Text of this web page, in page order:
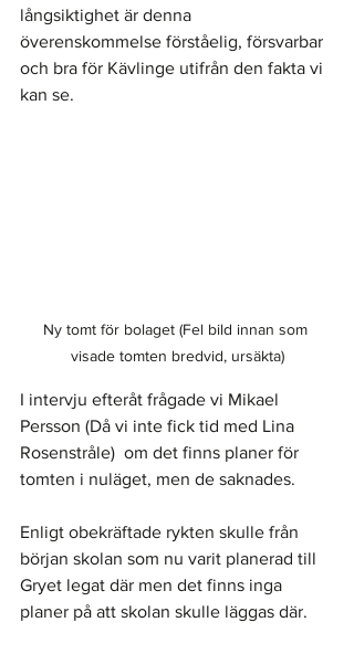
långsiktighet är denna
överenskommelse förståelig, försvarbar
och bra för Kävlinge utifrån den fakta vi
kan se.
Ny tomt för bolaget (Fel bild innan som
visade tomten bredvid, ursäkta)
I intervju efteråt frågade vi Mikael
Persson (Då vi inte fick tid med Lina
Rosenstråle)  om det finns planer för
tomten i nuläget, men de saknades.
Enligt obekräftade rykten skulle från
början skolan som nu varit planerad till
Gryet legat där men det finns inga
planer på att skolan skulle läggas där.